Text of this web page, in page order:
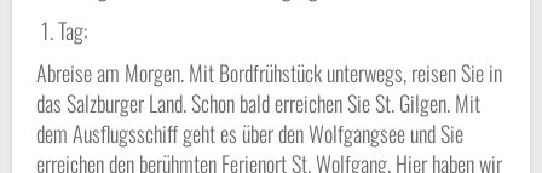
1. Tag:
Abreise am Morgen. Mit Bordfrühstück unterwegs, reisen Sie in
das Salzburger Land. Schon bald erreichen Sie St. Gilgen. Mit
dem Ausflugsschiff geht es über den Wolfgangsee und Sie
erreichen den berühmten Ferienort St. Wolfgang. Hier haben wir